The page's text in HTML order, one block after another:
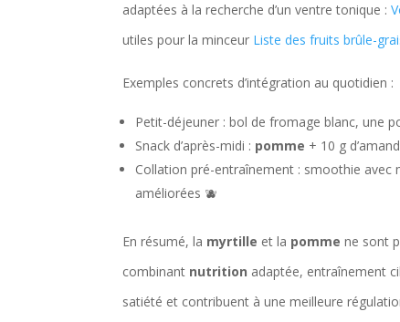
adaptées à la recherche d’un ventre tonique :
utiles pour la minceur Liste des fruits brûle-
Exemples concrets d’intégration au quotidien :
Petit-déjeuner : bol de fromage blanc, une
Snack d’après-midi : pomme + 10 g
Collation pré-entraînement : smoothie
améliorées 🫐
En résumé, la myrtille et la pomme ne sont
combinant nutrition adaptée, entraînement
satiété et contribuent à une meilleure